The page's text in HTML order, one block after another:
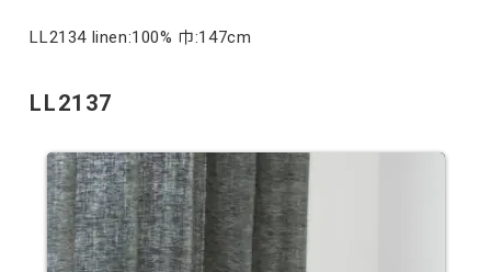
LL2134 linen:100% 巾:147cm
LL2137